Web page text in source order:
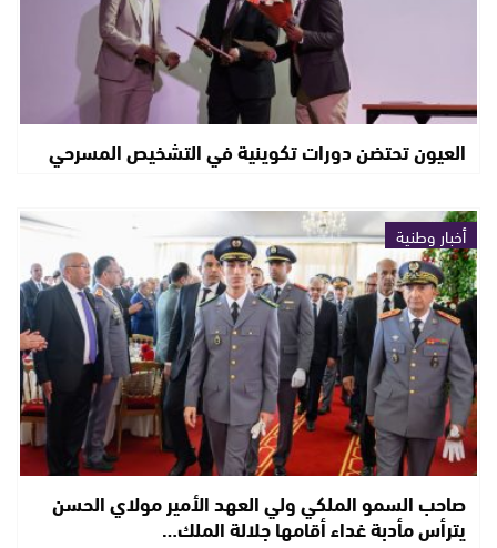
العيون تحتضن دورات تكوينية في التشخيص المسرحي
أخبار وطنية
صاحب السمو الملكي ولي العهد الأمير مولاي الحسن
يترأس مأدبة غداء أقامها جلالة الملك…